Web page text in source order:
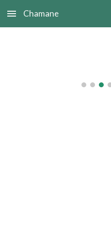
Skip to main content
Chamane